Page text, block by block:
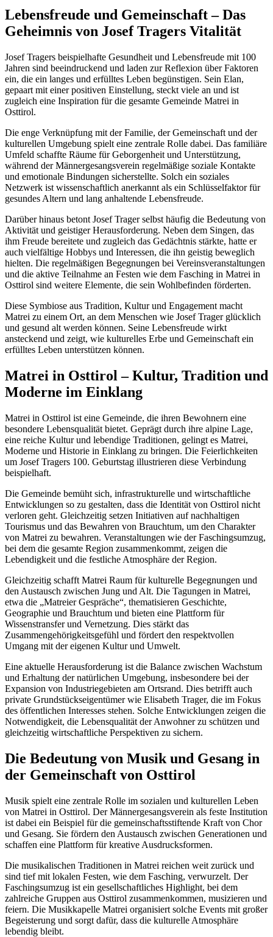
Lebensfreude und Gemeinschaft – Das
Geheimnis von Josef Tragers Vitalität
Josef Tragers beispielhafte Gesundheit und Lebensfreude mit 100
Jahren sind beeindruckend und laden zur Reflexion über Faktoren
ein, die ein langes und erfülltes Leben begünstigen. Sein Elan,
gepaart mit einer positiven Einstellung, steckt viele an und ist
zugleich eine Inspiration für die gesamte Gemeinde Matrei in
Osttirol.
Die enge Verknüpfung mit der Familie, der Gemeinschaft und der
kulturellen Umgebung spielt eine zentrale Rolle dabei. Das familiäre
Umfeld schaffte Räume für Geborgenheit und Unterstützung,
während der Männergesangsverein regelmäßige soziale Kontakte
und emotionale Bindungen sicherstellte. Solch ein soziales
Netzwerk ist wissenschaftlich anerkannt als ein Schlüsselfaktor für
gesundes Altern und lang anhaltende Lebensfreude.
Darüber hinaus betont Josef Trager selbst häufig die Bedeutung von
Aktivität und geistiger Herausforderung. Neben dem Singen, das
ihm Freude bereitete und zugleich das Gedächtnis stärkte, hatte er
auch vielfältige Hobbys und Interessen, die ihn geistig beweglich
hielten. Die regelmäßigen Begegnungen bei Vereinsveranstaltungen
und die aktive Teilnahme an Festen wie dem Fasching in Matrei in
Osttirol sind weitere Elemente, die sein Wohlbefinden förderten.
Diese Symbiose aus Tradition, Kultur und Engagement macht
Matrei zu einem Ort, an dem Menschen wie Josef Trager glücklich
und gesund alt werden können. Seine Lebensfreude wirkt
ansteckend und zeigt, wie kulturelles Erbe und Gemeinschaft ein
erfülltes Leben unterstützen können.
Matrei in Osttirol – Kultur, Tradition und
Moderne im Einklang
Matrei in Osttirol ist eine Gemeinde, die ihren Bewohnern eine
besondere Lebensqualität bietet. Geprägt durch ihre alpine Lage,
eine reiche Kultur und lebendige Traditionen, gelingt es Matrei,
Moderne und Historie in Einklang zu bringen. Die Feierlichkeiten
um Josef Tragers 100. Geburtstag illustrieren diese Verbindung
beispielhaft.
Die Gemeinde bemüht sich, infrastrukturelle und wirtschaftliche
Entwicklungen so zu gestalten, dass die Identität von Osttirol nicht
verloren geht. Gleichzeitig setzen Initiativen auf nachhaltigen
Tourismus und das Bewahren von Brauchtum, um den Charakter
von Matrei zu bewahren. Veranstaltungen wie der Faschingsumzug,
bei dem die gesamte Region zusammenkommt, zeigen die
Lebendigkeit und die festliche Atmosphäre der Region.
Gleichzeitig schafft Matrei Raum für kulturelle Begegnungen und
den Austausch zwischen Jung und Alt. Die Tagungen in Matrei,
etwa die „Matreier Gespräche“, thematisieren Geschichte,
Geographie und Brauchtum und bieten eine Plattform für
Wissenstransfer und Vernetzung. Dies stärkt das
Zusammengehörigkeitsgefühl und fördert den respektvollen
Umgang mit der eigenen Kultur und Umwelt.
Eine aktuelle Herausforderung ist die Balance zwischen Wachstum
und Erhaltung der natürlichen Umgebung, insbesondere bei der
Expansion von Industriegebieten am Ortsrand. Dies betrifft auch
private Grundstückseigentümer wie Elisabeth Trager, die im Fokus
des öffentlichen Interesses stehen. Solche Entwicklungen zeigen die
Notwendigkeit, die Lebensqualität der Anwohner zu schützen und
gleichzeitig wirtschaftliche Perspektiven zu sichern.
Die Bedeutung von Musik und Gesang in
der Gemeinschaft von Osttirol
Musik spielt eine zentrale Rolle im sozialen und kulturellen Leben
von Matrei in Osttirol. Der Männergesangsverein als feste Institution
ist dabei ein Beispiel für die gemeinschaftsstiftende Kraft von Chor
und Gesang. Sie fördern den Austausch zwischen Generationen und
schaffen eine Plattform für kreative Ausdrucksformen.
Die musikalischen Traditionen in Matrei reichen weit zurück und
sind tief mit lokalen Festen, wie dem Fasching, verwurzelt. Der
Faschingsumzug ist ein gesellschaftliches Highlight, bei dem
zahlreiche Gruppen aus Osttirol zusammenkommen, musizieren und
feiern. Die Musikkapelle Matrei organisiert solche Events mit großer
Begeisterung und sorgt dafür, dass die kulturelle Atmosphäre
lebendig bleibt.